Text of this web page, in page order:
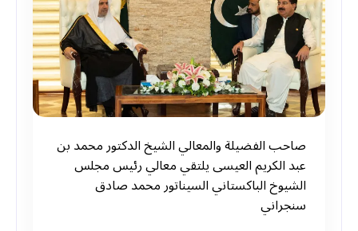
صاحب الفضيلة والمعالي الشيخ الدكتور محمد بن
عبد الكريم العيسى يلتقي معالي رئيس مجلس
الشيوخ الباكستاني السيناتور محمد صادق
سنجراني